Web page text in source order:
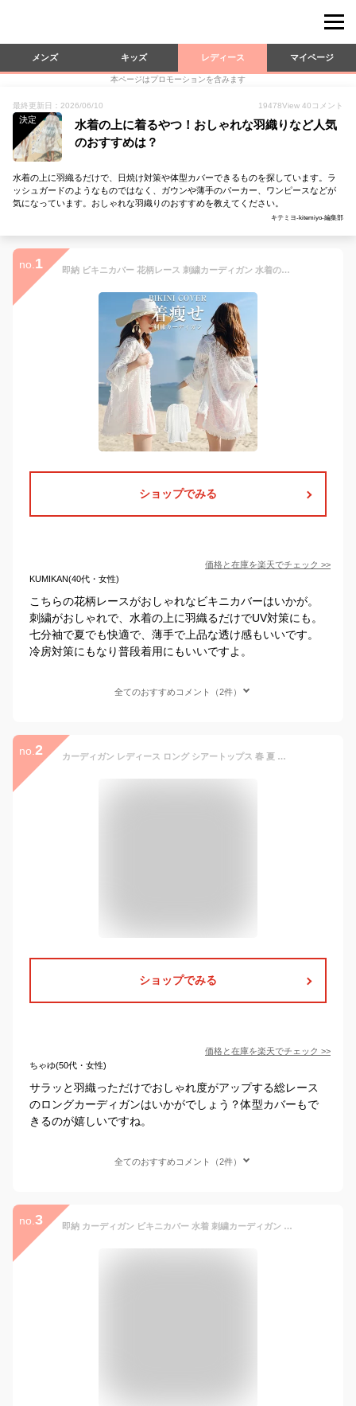
メンズ キッズ レディース マイページ
本ページはプロモーションを含みます
最終更新日：2026/06/10 19478View 40 コメント
決定
水着の上に着るやつ！おしゃれな羽織りなど人気
のおすすめは？
水着の上に羽織るだけで、日焼け対策や体型カバーできるものを探しています。ラ
ッシュガードのようなものではなく、ガウンや薄手のパーカー、ワンピースなどが
気になっています。おしゃれな羽織りのおすすめを教えてください。
キテミヨ-kitemiyo-編集部
no. 1 即納 ビキニカバー 花柄レース 刺繍カーディガン 水着の上に着るビーチガウン 前開きUV対策 レディース 七分袖リゾート 海/ビーチ カジュアル 海外旅行 海外セレブ トップスレース コーデ 夏 UVカット 日焼け対策 薄手 透け感 冷房対策 オシャレ アウター 羽織り
ショップでみる
価格と在庫を楽天でチェック >>
KUMIKAN(40代・女性)
こちらの花柄レースがおしゃれなビキニカバーはいかが。
刺繍がおしゃれで、水着の上に羽織るだけでUV対策にも。
七分袖で夏でも快適で、薄手で上品な透け感もいいです。
冷房対策にもなり普段着用にもいいですよ。
全てのおすすめコメント（2件）
no. 2 カーディガン レディース ロング シアートップス 春 夏 サマー 秋 薄手 ホワイト 透け感 シースルー ふんわり 七分袖 デート 清楚 羽織 お呼ばれ 体型カバー ゆったり 水着の上に着る 上品 花柄 刺繍 総レース ノーカラー エアリー セクシー フェミニン アンブレラスリーブ
ショップでみる
価格と在庫を楽天でチェック >>
ちゃゆ(50代・女性)
サラッと羽織っただけでおしゃれ度がアップする総レース
のロングカーディガンはいかがでしょう？体型カバーもで
きるのが嬉しいですね。
全てのおすすめコメント（2件）
no. 3 即納 カーディガン ビキニカバー 水着 刺繍カーディガン 水着の上に着るビーチガウン 前開きUV対策 レディース 七分袖 夏 UVカット 日焼け対策 薄手 透け感 冷房対策 アウター 羽織りリゾート 海/ビーチ カジュアル 海外旅行 海外セレブ トップスレース コーデ